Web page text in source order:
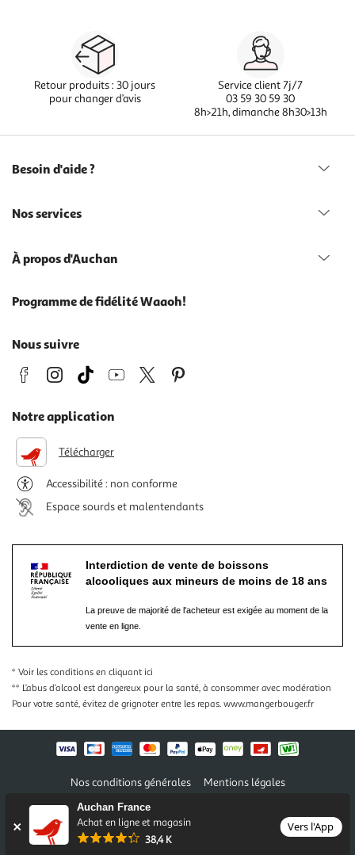
Auchan France
Achat en ligne et magasin
38,4 K
Vers l'App
Retour produits : 30 jours
pour changer d’avis
Service client 7j/7
03 59 30 59 30
8h>21h, dimanche 8h30>13h
Besoin d'aide ?
Nos services
À propos d'Auchan
Programme de fidélité Waaoh!
Nous suivre
Notre application
Télécharger
Accessibilité : non conforme
Espace sourds et malentendants
Interdiction de vente de boissons
alcooliques aux mineurs de moins de 18 ans
La preuve de majorité de l'acheteur est exigée au moment de la
vente en ligne.
* Voir les conditions en cliquant ici
** L’abus d’alcool est dangereux pour la santé, à consommer avec modération
Pour votre santé, évitez de grignoter entre les repas. www.mangerbouger.fr
Nos conditions générales
Mentions légales
Politique de confidentialité
Informations légales marketplace
Auchan 2026 © Tous droits réservés